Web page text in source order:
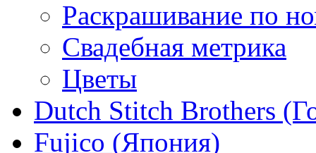
Раскрашивание по
Свадебная метрика
Цветы
Dutch Stitch Brothers
Fujico (Япония)